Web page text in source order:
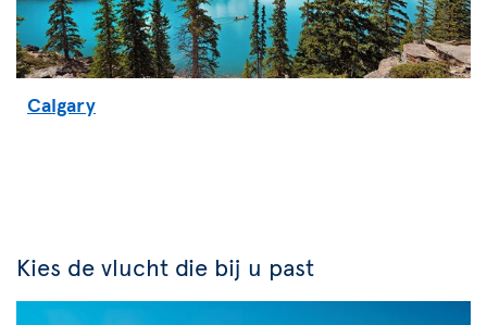
Calgary
Kies de vlucht die bij u past